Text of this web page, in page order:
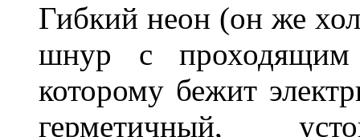
Гибкий неон (он же
шнур с
которому бежит
герметичный,